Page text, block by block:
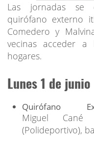
Las jornadas se
quirófano externo
Comedero y
vecinas acceder
hogares.
Lunes 1 de junio
Miguel
(Polideportivo),